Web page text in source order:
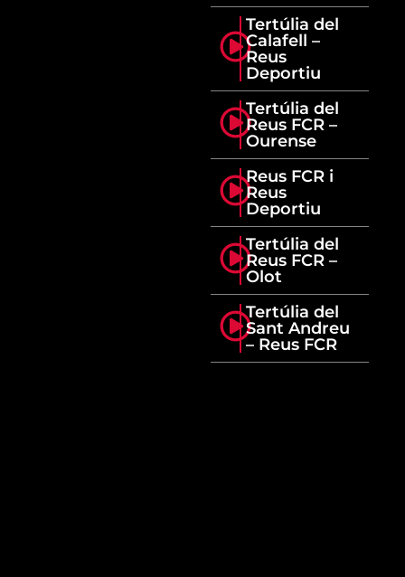
Tertúlia del
Calafell –
Reus
Deportiu
Tertúlia del
Reus FCR –
Ourense
Reus FCR i
Reus
Deportiu
Tertúlia del
Reus FCR –
Olot
Tertúlia del
Sant Andreu
– Reus FCR